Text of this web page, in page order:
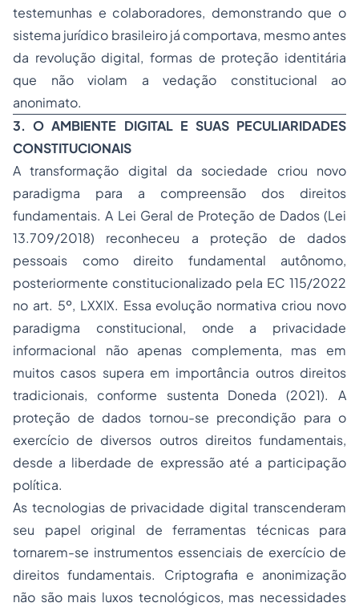
testemunhas e colaboradores, demonstrando que o
sistema jurídico brasileiro já comportava, mesmo antes
da revolução digital, formas de proteção identitária
que não violam a vedação constitucional ao
anonimato.
3. O AMBIENTE DIGITAL E SUAS PECULIARIDADES
CONSTITUCIONAIS
A transformação digital da sociedade criou novo
paradigma para a compreensão dos direitos
fundamentais. A Lei Geral de Proteção de Dados (Lei
13.709/2018) reconheceu a proteção de dados
pessoais como direito fundamental autônomo,
posteriormente constitucionalizado pela EC 115/2022
no art. 5º, LXXIX. Essa evolução normativa criou novo
paradigma constitucional, onde a privacidade
informacional não apenas complementa, mas em
muitos casos supera em importância outros direitos
tradicionais, conforme sustenta Doneda (2021). A
proteção de dados tornou-se precondição para o
exercício de diversos outros direitos fundamentais,
desde a liberdade de expressão até a participação
política.
As tecnologias de privacidade digital transcenderam
seu papel original de ferramentas técnicas para
tornarem-se instrumentos essenciais de exercício de
direitos fundamentais. Criptografia e anonimização
não são mais luxos tecnológicos, mas necessidades